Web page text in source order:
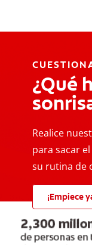
¿Qué
Realice
para sacar
su rutina de
¡Empiece